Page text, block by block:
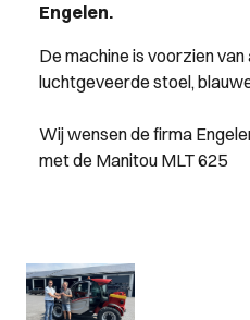
Engelen.
De machine is voorzien
luchtgeveerde stoel,
Wij wensen de firma
met de Manitou MLT 625